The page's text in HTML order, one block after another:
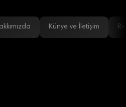
Künye ve İletişim